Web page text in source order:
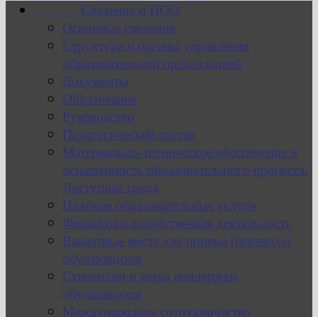
Сведения о ПОО
Основные сведения
Структура и органы управления
образовательной организацией
Документы
Образование
Руководство
Педагогический состав
Материально-техническое обеспечение и
оснащенность образовательного процесса.
Доступная среда
Платные образовательные услуги
Финансово-хозяйственная деятельность
Вакантные места для приема (перевода)
обучающихся
Стипендии и меры поддержки
обучающихся
Международное сотрудничество